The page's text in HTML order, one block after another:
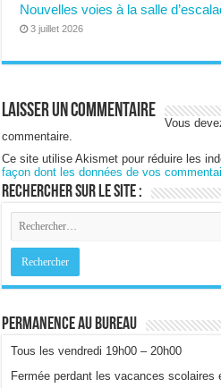
Nouvelles voies à la salle
3 juillet 2026
Laisser un commentaire
Vous
commentaire.
Ce site utilise Akismet pour réduire les
façon dont les données de vos
Rechercher sur le site :
Permanence au bureau
Tous les vendredi 19h00 – 20h00
Fermée perdant les vacances scolaires